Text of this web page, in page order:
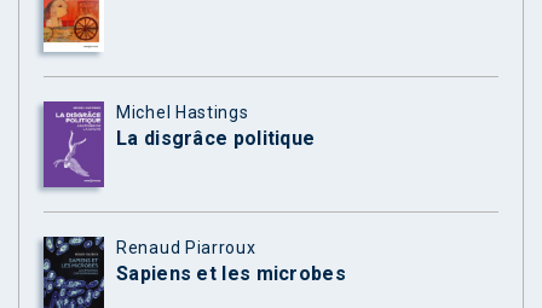
Michel Hastings
La disgrâce politique
Renaud Piarroux
Sapiens et les microbes